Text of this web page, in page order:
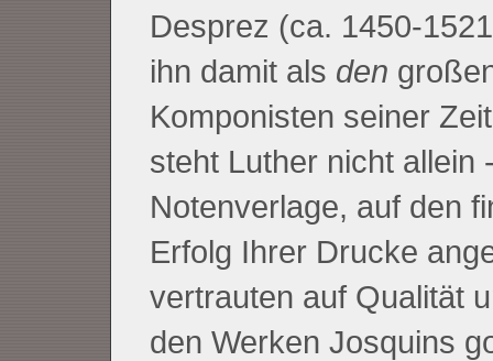
Desprez (ca. 1450-
ihn damit als den
Komponisten seiner
steht Luther nicht allein
Notenverlage, auf den
Erfolg Ihrer Drucke
vertrauten auf Qualität
den Werken Josquins